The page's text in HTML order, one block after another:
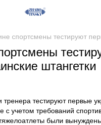
спортсмены тестируют
штангетки
тестируют первые
с учетом требований
были